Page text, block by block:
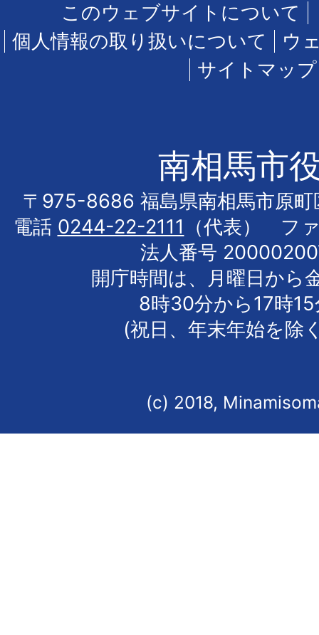
このウェブサイトについて
個人情報の取り扱いについて
ウ
サイトマップ
南相馬市
〒975-8686 福島県南相馬市原町
電話 0244-22-2111
（代表） フ
法人番号
開庁時間は、月曜日から
8時30分から17時
(祝日、年末年始を除
(c) 2018,